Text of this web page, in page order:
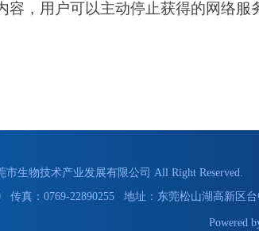
容，用户可以主动停止获得的网络服
市生物技术产业发展有限公司 All Right
传真：0769-22890255 地址：东莞松山湖高新区
Powered